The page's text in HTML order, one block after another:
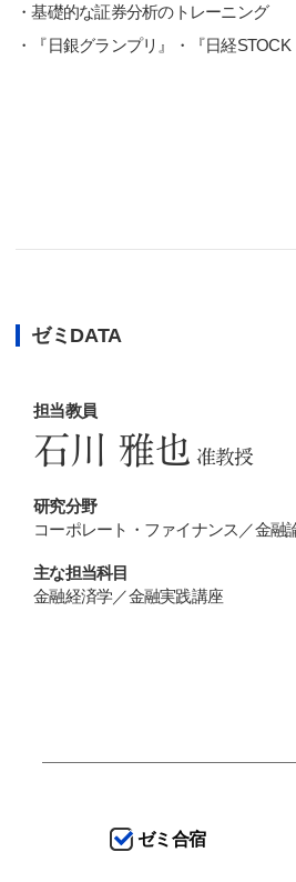
・基礎的な証券分析のトレーニング
・『日銀グランプリ』・『日経
ゼミDATA
担当教員
石川 雅也 准教授
研究分野
コーポレート・ファイナンス／金融
主な担当科目
金融経済学／金融実践講座
ゼミ合宿